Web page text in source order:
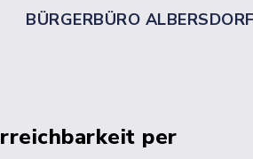
BÜRGERBÜRO ALBERSDORF
per